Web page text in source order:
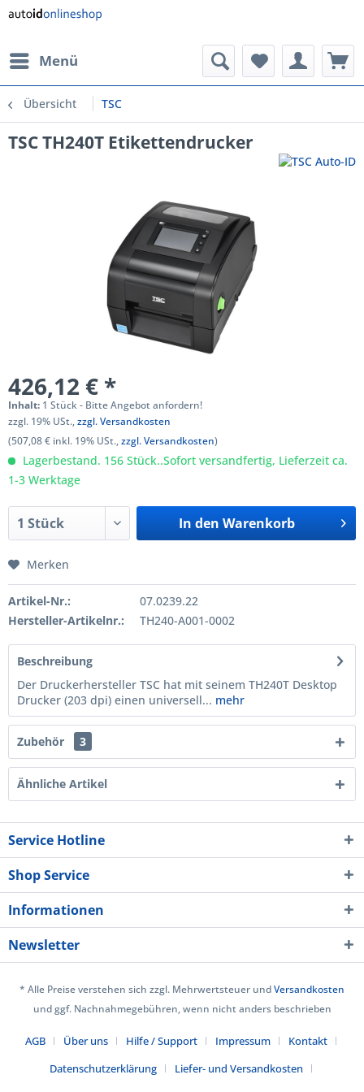
Menü
Übersicht TSC
TSC TH240T Etikettendrucker
426,12 € *
Inhalt: 1 Stück - Bitte Angebot anfordern!
zzgl. 19% USt.,zzgl. Versandkosten
(507,08 € inkl. 19% USt.,zzgl. Versandkosten)
Lagerbestand. 156 Stück..Sofort versandfertig, Lieferzeit ca.
1-3 Werktage
In den Warenkorb
Merken
Artikel-Nr.:
07.0239.22
Hersteller-Artikelnr.:
TH240-A001-0002
Beschreibung
Der Druckerhersteller TSC hat mit seinem TH240T Desktop
Drucker (203 dpi) einen universell... mehr
Zubehör 3
Ähnliche Artikel
Service Hotline
Shop Service
Informationen
Newsletter
* Alle Preise verstehen sich zzgl. Mehrwertsteuer undVersandkosten
und ggf. Nachnahmegebühren, wenn nicht anders beschrieben
AGB Über uns Hilfe / Support Impressum
Kontakt
Datenschutzerklärung
Liefer- und Versandkosten